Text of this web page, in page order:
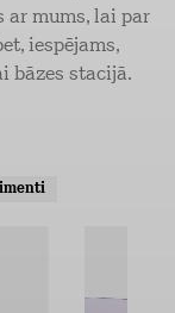
ar mums, lai par
iespējams,
bāzes stacijā.